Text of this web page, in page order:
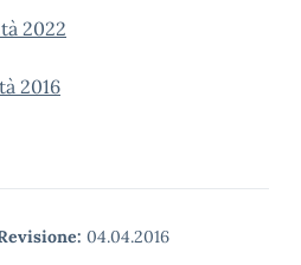
2022
2016
04.04.2016